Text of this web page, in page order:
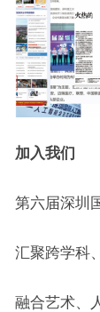
加入我们
第六届深圳
汇聚跨学科
融合艺术、